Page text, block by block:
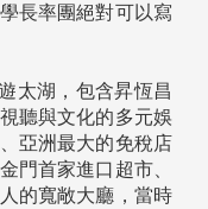
長率團絕對可以寫
太湖，包含昇恆昌
聽與文化的多元娛
亞洲最大的免稅店
門首家進口超市、
的寬敞大廳，當時